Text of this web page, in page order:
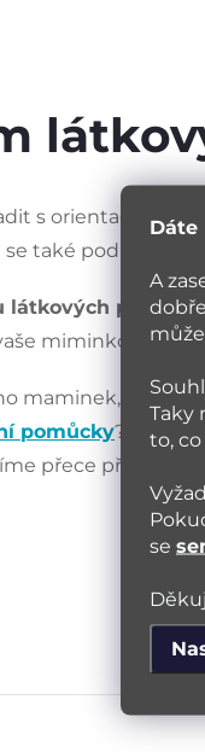
Dáte
A
Taky
to,
se
s orientací v
také podívat na
látkových plen?
miminko, nebo
maminek, které
pomůcky? Byl to i
přece